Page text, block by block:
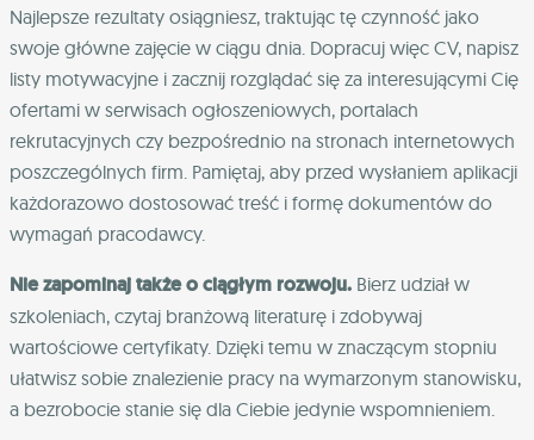
Najlepsze rezultaty osiągniesz, traktując tę czynność jako
swoje główne zajęcie w ciągu dnia. Dopracuj więc CV, napisz
listy motywacyjne i zacznij rozglądać się za interesującymi Cię
ofertami w serwisach ogłoszeniowych, portalach
rekrutacyjnych czy bezpośrednio na stronach internetowych
poszczególnych firm. Pamiętaj, aby przed wysłaniem aplikacji
każdorazowo dostosować treść i formę dokumentów do
wymagań pracodawcy.
Nie zapominaj także o ciągłym rozwoju. Bierz udział w
szkoleniach, czytaj branżową literaturę i zdobywaj
wartościowe certyfikaty. Dzięki temu w znaczącym stopniu
ułatwisz sobie znalezienie pracy na wymarzonym stanowisku,
a bezrobocie stanie się dla Ciebie jedynie wspomnieniem.